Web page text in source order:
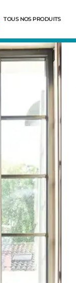
TOUS NOS PRODUITS